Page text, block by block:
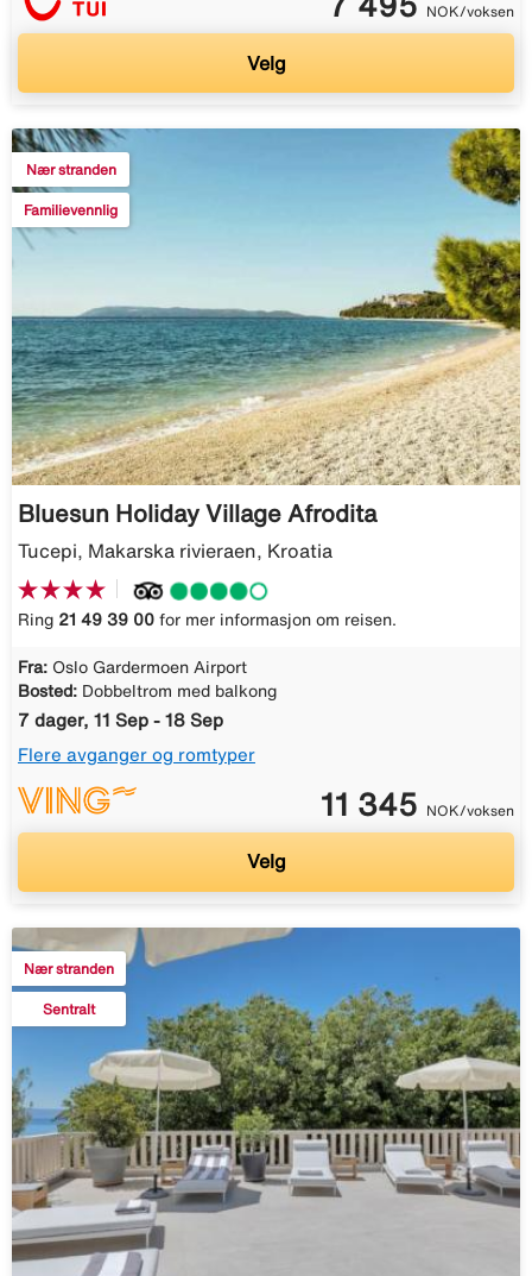
NOK/voksen
Velg
Nær stranden
Familievennlig
Bluesun Holiday Village Afrodita
Tucepi, Makarska rivieraen, Kroatia
Ring 21 49 39 00 for mer informasjon om reisen.
Fra: Oslo Gardermoen Airport
Bosted: Dobbeltrom med balkong
7 dager, 11 Sep - 18 Sep
Flere avganger og romtyper
11 345 NOK/voksen
Velg
Nær stranden
Sentralt